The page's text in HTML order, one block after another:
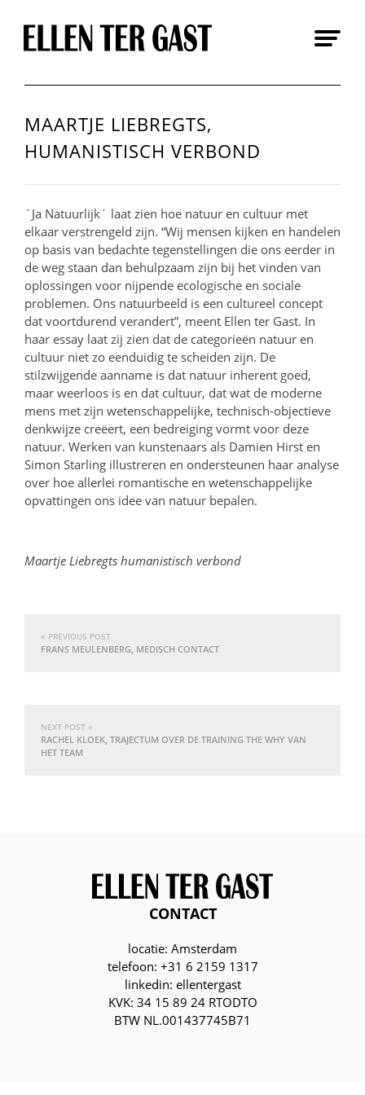
content
MAARTJE LIEBREGTS,
HUMANISTISCH VERBOND
`Ja Natuurlijk´ laat zien hoe natuur en cultuur met
elkaar verstrengeld zijn. “Wij mensen kijken en handelen
op basis van bedachte tegenstellingen die ons eerder in
de weg staan dan behulpzaam zijn bij het vinden van
oplossingen voor nijpende ecologische en sociale
problemen. Ons natuurbeeld is een cultureel concept
dat voortdurend verandert”, meent Ellen ter Gast. In
haar essay laat zij zien dat de categorieën natuur en
cultuur niet zo eenduidig te scheiden zijn. De
stilzwijgende aanname is dat natuur inherent goed,
maar weerloos is en dat cultuur, dat wat de moderne
mens met zijn wetenschappelijke, technisch-objectieve
denkwijze creëert, een bedreiging vormt voor deze
natuur. Werken van kunstenaars als Damien Hirst en
Simon Starling illustreren en ondersteunen haar analyse
over hoe allerlei romantische en wetenschappelijke
opvattingen ons idee van natuur bepalen.
Maartje Liebregts humanistisch verbond
« PREVIOUS POST
FRANS MEULENBERG, MEDISCH CONTACT
NEXT POST »
RACHEL KLOEK, TRAJECTUM OVER DE TRAINING THE WHY VAN
HET TEAM
CONTACT
locatie: Amsterdam
telefoon: +31 6 2159 1317
linkedin: ellentergast
KVK: 34 15 89 24 RTODTO
BTW NL.001437745B71